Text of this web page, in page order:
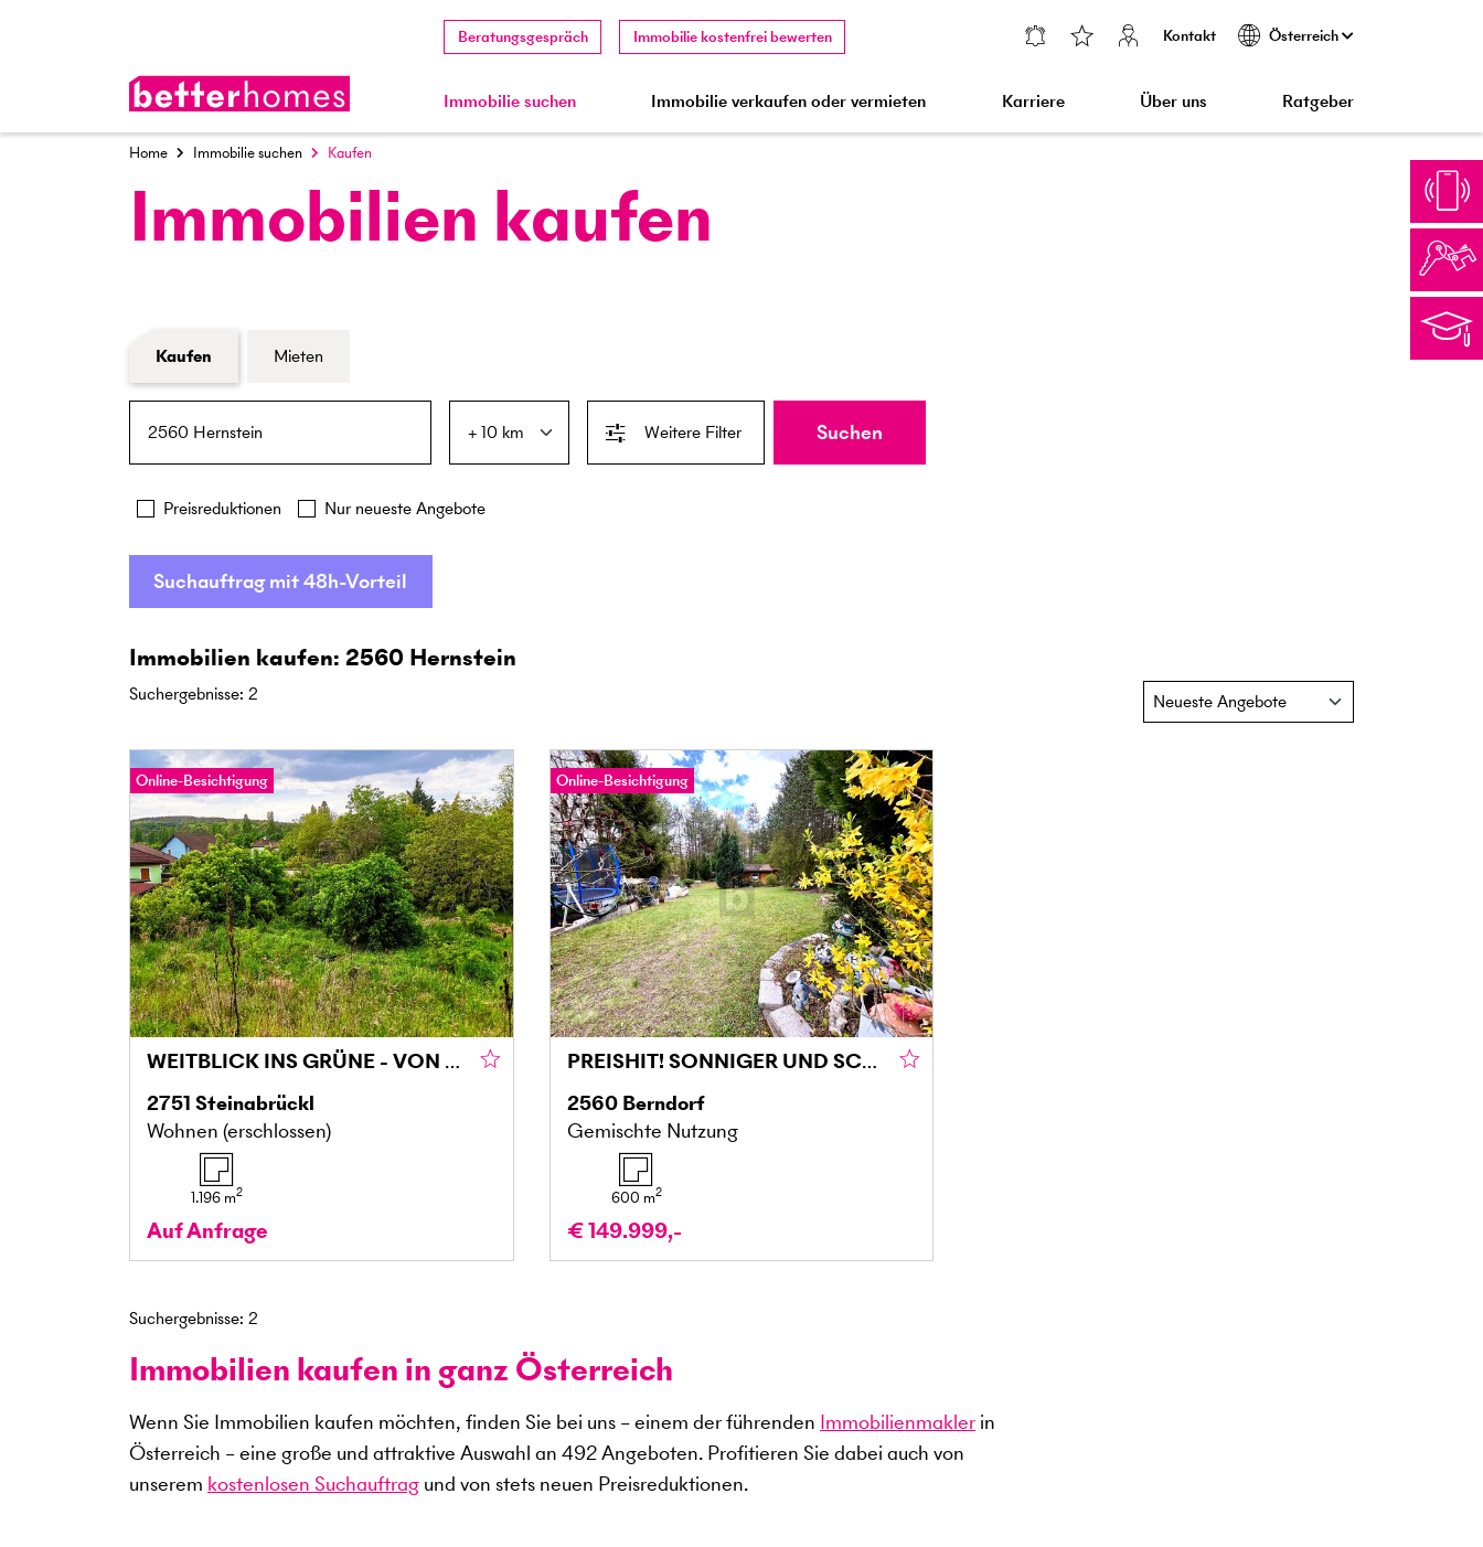
Beratungsgespräch Immobilie kostenfrei bewerten Kontakt Österreich
Immobilie suchen Immobilie verkaufen oder vermieten Karriere Über uns Ratgeber
Home Immobilie suchen Kaufen
Immobilien kaufen
Formular Immobiliensuche
Kaufen
Mieten
Weitere Filter
Preisreduktionen Nur neueste Angebote
Suchen
Suchauftrag mit 48h-Vorteil
Immobilien kaufen: 2560 Hernstein
Suchergebnisse: 2
Online-Besichtigung
WEITBLICK INS GRÜNE - VON VILLA BIS ZWEI DOPPELHÄUSER MÖGLICH
2751 Steinabrückl
Wohnen (erschlossen)
1.196 m2
Auf Anfrage
Online-Besichtigung
PREISHIT! SONNIGER UND SCHATTIGER TRAUM MIT POTENZIAL
2560 Berndorf
Gemischte Nutzung
600 m2
€ 149.999,-
Suchergebnisse: 2
Immobilien kaufen in ganz Österreich
Wenn Sie Immobilien kaufen möchten, finden Sie bei uns – einem der führenden Immobilienmakler in
Österreich – eine große und attraktive Auswahl an 492Angeboten. Profitieren Sie dabei auch von
unserem kostenlosen Suchauftrag und von stets neuen Preisreduktionen.